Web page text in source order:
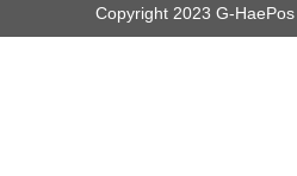
Copyright 2023 G-HaePos
TistoryWhaleSkin3.4